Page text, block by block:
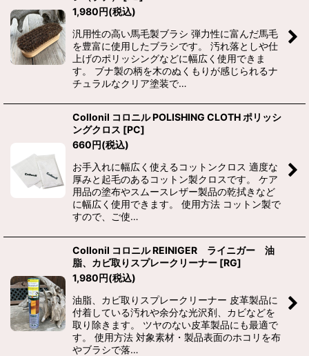
1,980円(税込)
汎用性の高い馬毛製ブラシ 弾力性に富んだ馬毛
を豊富に使用したブラシです。 汚れ落としや仕
上げのポリッシングなどに幅広く使用できま
す。 ブナ製の柄を木のぬくもりが感じられるナ
チュラルなクリア塗装で…
Collonil コロニル POLISHING CLOTH ポリッシ
ングクロス [PC]
660円(税込)
お手入れに幅広く使えるコットンクロス 適度な
厚みと起毛のあるコットン製クロスです。 ケア
用品の塗布やスムースレザー製品の乾拭きなど
に幅広く使用できます。 使用方法 コットン製で
すので、ご使…
Collonil コロニル REINIGER ライニガー 油
脂、カビ取りスプレークリーナー [RG]
1,980円(税込)
油脂、カビ取りスプレークリーナー 皮革製品に
付着している汚れや余分な光沢剤、カビなどを
取り除きます。 ツヤのない皮革製品にも最適で
す。 使用方法 対象素材・製品表面のホコリを布
やブラシで落…